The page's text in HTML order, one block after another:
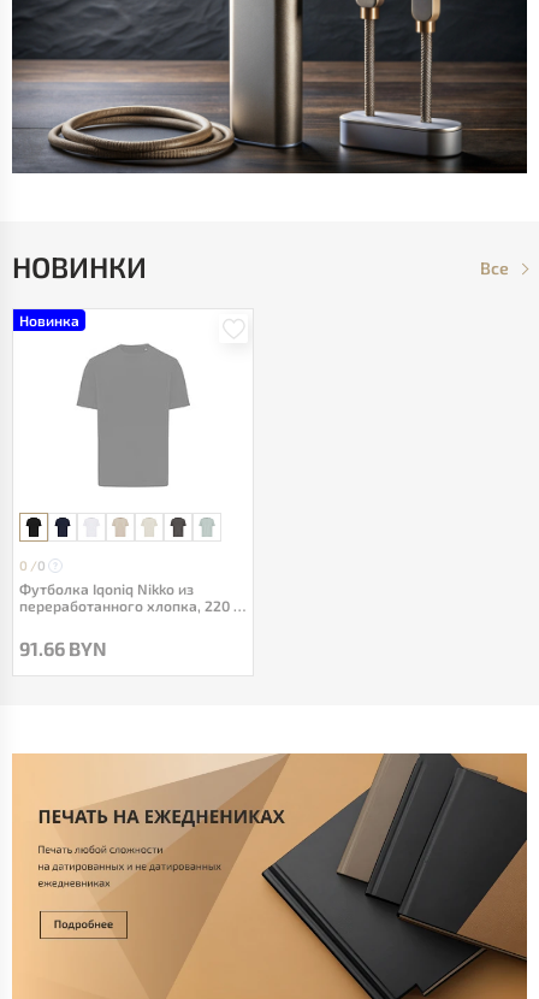
НОВИНКИ Все
Новинка
0 /0
Футболка Iqoniq Nikko из
переработанного хлопка, 220 г/
91.66 BYN